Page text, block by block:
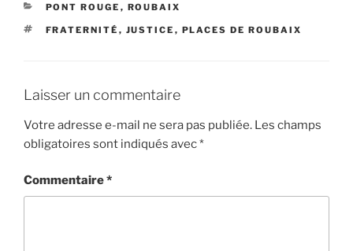
CATÉGORIES
PONT ROUGE , ROUBAIX
ÉTIQUETTES
FRATERNITÉ , JUSTICE , PLACES DE ROUBAIX
Laisser un commentaire
Votre adresse e-mail ne sera pas publiée. Les champs
obligatoires sont indiqués avec*
Commentaire*